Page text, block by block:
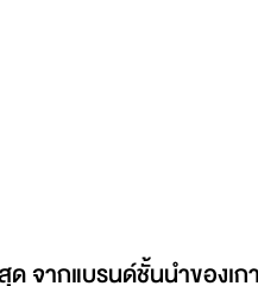
ด จากแบรนด์ชั้นนำของ